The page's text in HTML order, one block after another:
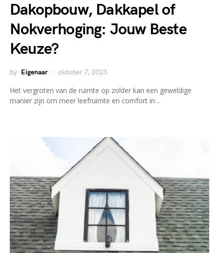
Dakopbouw, Dakkapel of
Nokverhoging: Jouw Beste
Keuze?
by Eigenaar oktober 7, 2023
Het vergroten van de ruimte op zolder kan een geweldige
manier zijn om meer leefruimte en comfort in…